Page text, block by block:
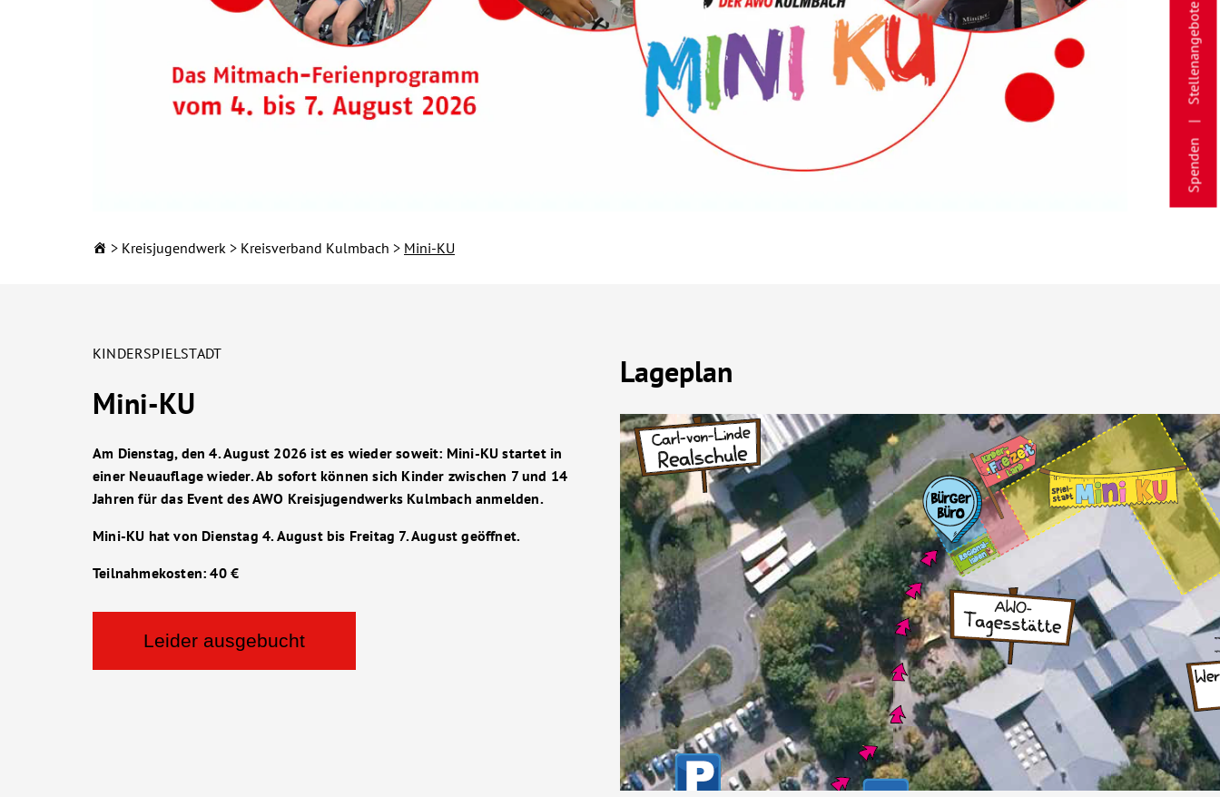
Kreisjugendwerk Kreisverband Kulmbach Mini-KU
KINDERSPIELSTADT
Mini-KU
Am Dienstag, den 4. August 2026 ist es wieder soweit: Mini-KU startet in
einer Neuauflage wieder. Ab sofort können sich Kinder zwischen 7 und 14
Jahren für das Event des AWO Kreisjugendwerks Kulmbach anmelden.
Mini-KU hat von Dienstag 4. August bis Freitag 7. August geöffnet.
Teilnahmekosten: 40 €
Leider ausgebucht
Lageplan
Spenden
Stellenangebote